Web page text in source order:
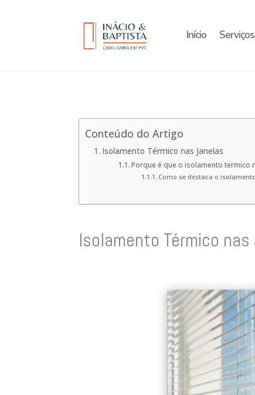
Início Serviços
Conteúdo do Artigo
Isolamento Térmico nas Janelas
Porque é que o isolamento termico
Como se destaca o
Isolamento Térmico